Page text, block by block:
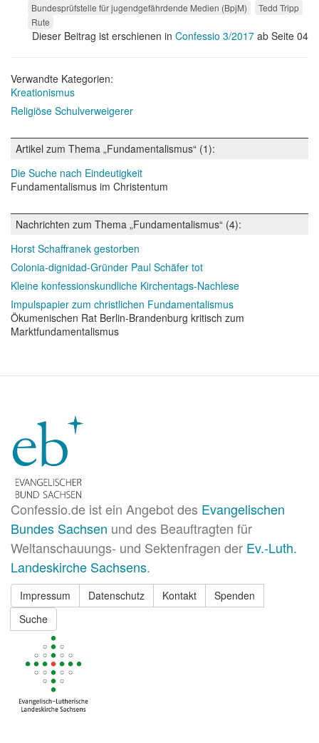
Bundesprüfstelle für jugendgefährdende Medien (BpjM)
Tedd Tripp
Rute
Dieser Beitrag ist erschienen in Confessio 3/2017 ab Seite 04
Verwandte Kategorien:
Kreationismus
Religiöse Schulverweigerer
Artikel zum Thema „Fundamentalismus“ (1):
Die Suche nach Eindeutigkeit
Fundamentalismus im Christentum
Nachrichten zum Thema „Fundamentalismus“ (4):
Horst Schaffranek gestorben
Colonia-dignidad-Gründer Paul Schäfer tot
Kleine konfessionskundliche Kirchentags-Nachlese
Impulspapier zum christlichen Fundamentalismus
Ökumenischen Rat Berlin-Brandenburg kritisch zum
Marktfundamentalismus
Confessio.de ist ein Angebot des Evangelischen
Bundes Sachsen und des Beauftragten für
Weltanschauungs- und Sektenfragen der Ev.-Luth.
Landeskirche Sachsens.
Impressum Datenschutz Kontakt
Spenden
Suche